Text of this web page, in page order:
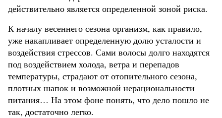
действительно является определенной зоной риска.
К началу весеннего сезона организм, как правило,
уже накапливает определенную долю усталости и
воздействия стрессов. Сами волосы долго находятся
под воздействием холода, ветра и перепадов
температуры, страдают от отопительного сезона,
плотных шапок и возможной нерациональности
питания… На этом фоне понять, что дело пошло не
так, достаточно легко.